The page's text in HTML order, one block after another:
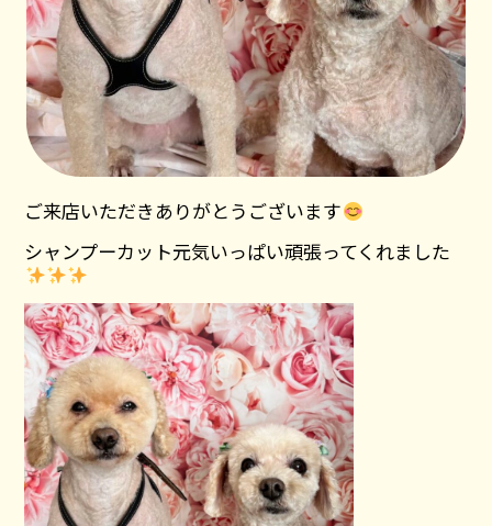
ご来店いただきありがとうございます
シャンプーカット元気いっぱい頑張ってくれました